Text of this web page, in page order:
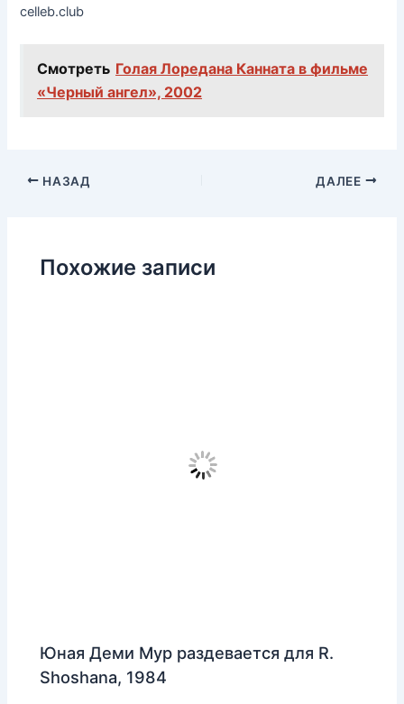
celleb.club
Смотреть Голая Лоредана Канната в фильме
«Черный ангел», 2002
НАЗАД ДАЛЕЕ
Похожие записи
Юная Деми Мур раздевается для R.
Shoshana, 1984